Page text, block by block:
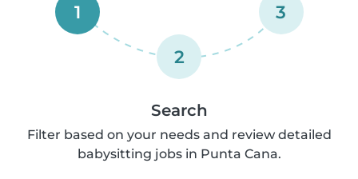
1
2
3
Search
Filter based on your needs and review detailed
babysitting jobs in Punta Cana.